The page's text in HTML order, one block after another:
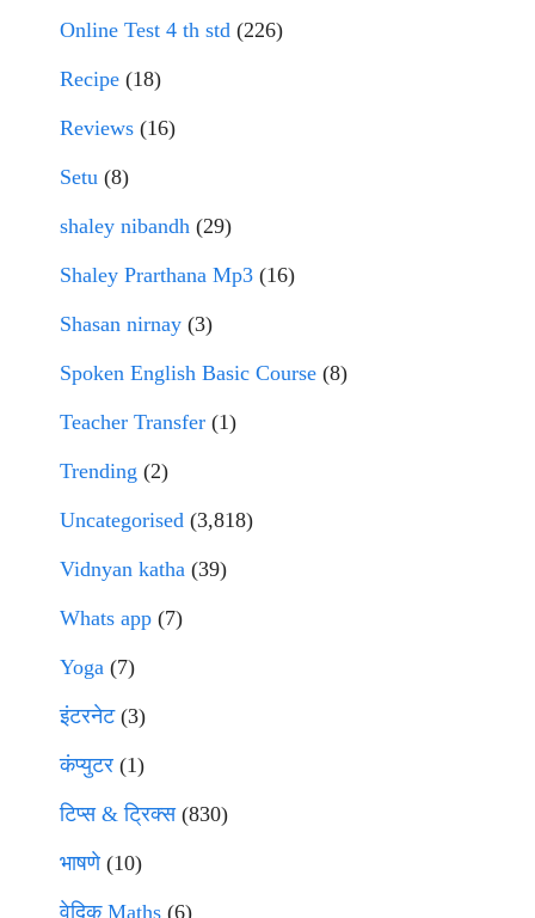
Online Test 4 th std (226)
Recipe (18)
Reviews (16)
Setu (8)
shaley nibandh (29)
Shaley Prarthana Mp3 (16)
Shasan nirnay (3)
Spoken English Basic Course (8)
Teacher Transfer (1)
Trending (2)
Uncategorised (3,818)
Vidnyan katha (39)
Whats app (7)
Yoga (7)
इंटरनेट(3)
कंप्युटर (1)
टिप्स & ट्रिक्स(830)
भाषणे(10)
वेदिक Maths (6)